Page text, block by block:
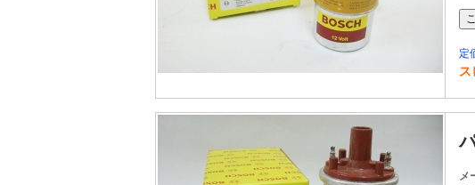
定
ス
メ